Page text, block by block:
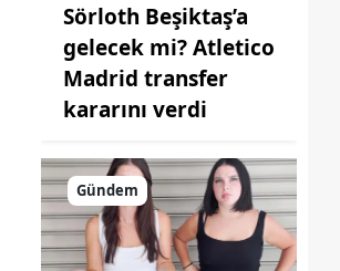
Sörloth Beşiktaş’a
gelecek mi? Atletico
Madrid transfer
kararını verdi
Gündem